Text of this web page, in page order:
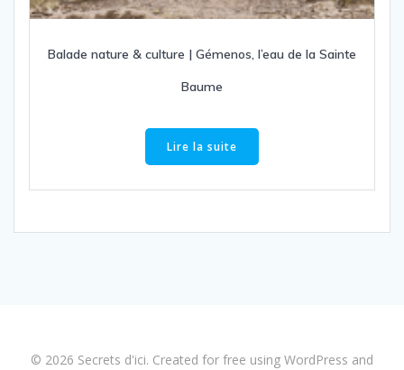
Balade nature & culture | Gémenos, l’eau de la Sainte
Baume
Lire la suite
© 2026 Secrets d'ici. Created for free using WordPress and